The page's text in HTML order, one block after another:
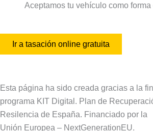
Aceptamos tu vehículo como
Ir a tasación online gratuita
Esta página ha sido creada gracias a la
programa KIT Digital. Plan de
Resilencia de España. Financiado por la
Unión Europea – NextGenerationEU.